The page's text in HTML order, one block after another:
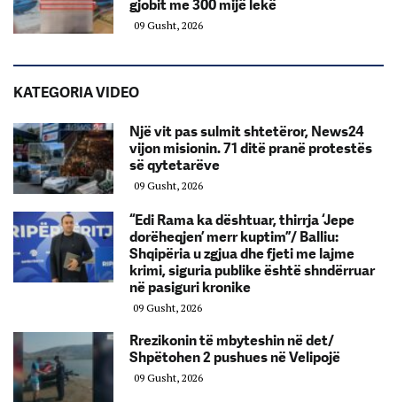
gjobit me 300 mijë lekë
09 Gusht, 2026
KATEGORIA VIDEO
Një vit pas sulmit shtetëror, News24
vijon misionin. 71 ditë pranë protestës
së qytetarëve
09 Gusht, 2026
“Edi Rama ka dështuar, thirrja ‘Jepe
dorëheqjen’ merr kuptim”/ Balliu:
Shqipëria u zgjua dhe fjeti me lajme
krimi, siguria publike është shndërruar
në pasiguri kronike
09 Gusht, 2026
Rrezikonin të mbyteshin në det/
Shpëtohen 2 pushues në Velipojë
09 Gusht, 2026